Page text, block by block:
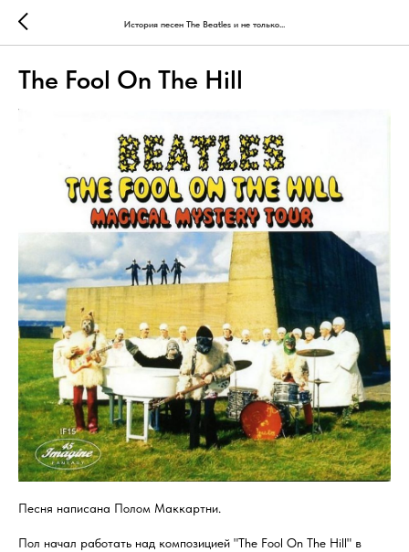
История песен The Beatles и не только...
The Fool On The Hill
Песня написана Полом Маккартни.
Пол начал работать над композицией "The Fool On The Hill" в